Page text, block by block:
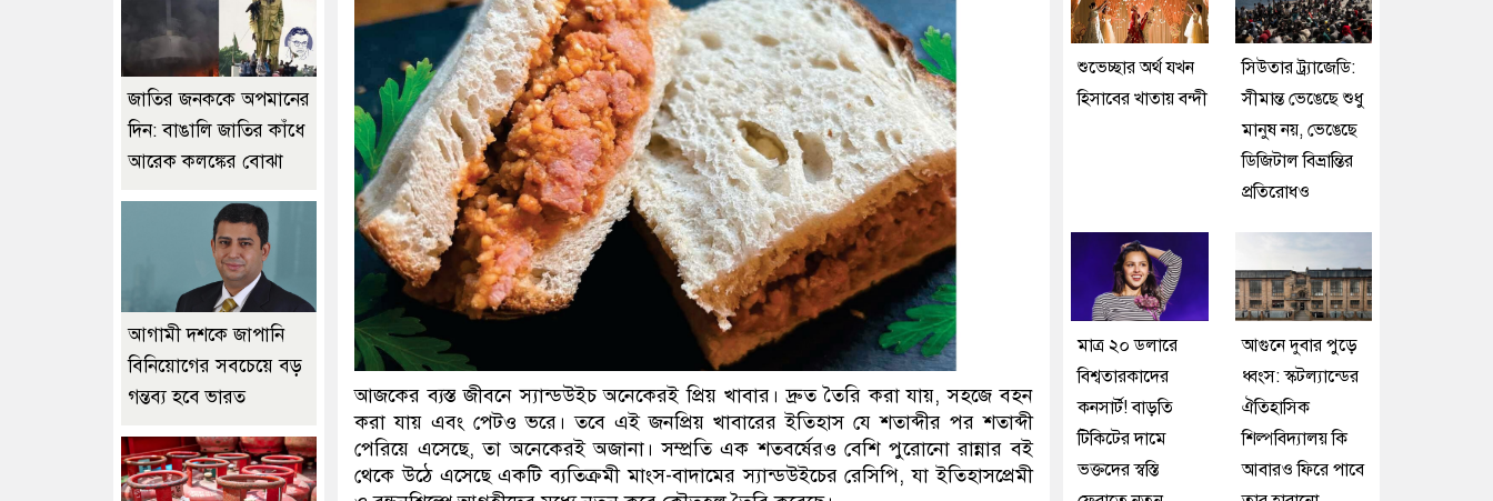
আজকের ব্যস্ত জীবনে স্যান্ডউইচ অনেকেরই প্রিয় খাবার। দ্রুত তৈরি করা যায়, সহজে বহন
করা যায় এবং পেটও ভরে। তবে এই জনপ্রিয় খাবারের ইতিহাস যে শতাব্দীর পর শতাব্দী
পেরিয়ে এসেছে, তা অনেকেরই অজানা। সম্প্রতি এক শতবর্ষেরও বেশি পুরোনো রান্নার বই
থেকে উঠে এসেছে একটি ব্যতিক্রমী মাংস-বাদামের স্যান্ডউইচের রেসিপি, যা ইতিহাসপ্রেমী
জাতির জনককে অপমানের
দিন: বাঙালি জাতির কাঁধে
আরেক কলঙ্কের বোঝা
আগামী দশকে জাপানি
বিনিয়োগের সবচেয়ে বড়
গন্তব্য হবে ভারত
শুভেচ্ছার অর্থ যখন
হিসাবের খাতায় বন্দী
সিউতার ট্র্যাজেডি:
সীমান্ত ভেঙেছে শুধু
মানুষ নয়, ভেঙেছে
ডিজিটাল বিভ্রান্তির
প্রতিরোধও
মাত্র ২০ ডলারে
বিশ্বতারকাদের
কনসার্ট! বাড়তি
টিকিটের দামে
ভক্তদের স্বস্তি
আগুনে দুবার পুড়ে
ধ্বংস: স্কটল্যান্ডের
ঐতিহাসিক
শিল্পবিদ্যালয় কি
আবারও ফিরে পাবে